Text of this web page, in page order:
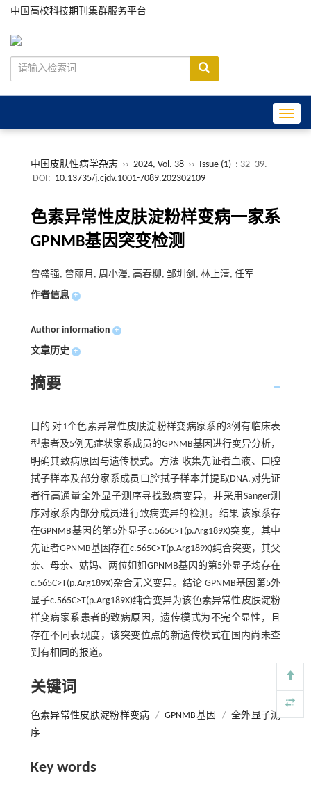
中国高校科技期刊集群服务平台
中国皮肤性病学杂志 ›› 2024, Vol. 38 ›› Issue (1) : 32 -39.
DOI: 10.13735/j.cjdv.1001-7089.202302109
色素异常性皮肤淀粉样变病一家系
GPNMB基因突变检测
曾盛强, 曾丽月, 周小漫, 高春柳, 邹圳剑, 林上清, 任军
作者信息 +
Author information +
文章历史 +
摘要
目的 对1个色素异常性皮肤淀粉样变病家系的3例有临床表
型患者及5例无症状家系成员的GPNMB基因进行变异分析，
明确其致病原因与遗传模式。方法 收集先证者血液、口腔
拭子样本及部分家系成员口腔拭子样本并提取DNA,对先证
者行高通量全外显子测序寻找致病变异，并采用Sanger测
序对家系内部分成员进行致病变异的检测。结果 该家系存
在GPNMB基因的第5外显子c.565C>T(p.Arg189X)突变，其中
先证者GPNMB基因存在c.565C>T(p.Arg189X)纯合突变，其父
亲、母亲、姑妈、两位姐姐GPNMB基因的第5外显子均存在
c.565C>T(p.Arg189X)杂合无义变异。结论 GPNMB基因第5外
显子c.565C>T(p.Arg189X)纯合变异为该色素异常性皮肤淀粉
样变病家系患者的致病原因，遗传模式为不完全显性，且
存在不同表现度，该突变位点的新遗传模式在国内尚未查
到有相同的报道。
关键词
色素异常性皮肤淀粉样变病 / GPNMB基因 / 全外显子测
序
Key words